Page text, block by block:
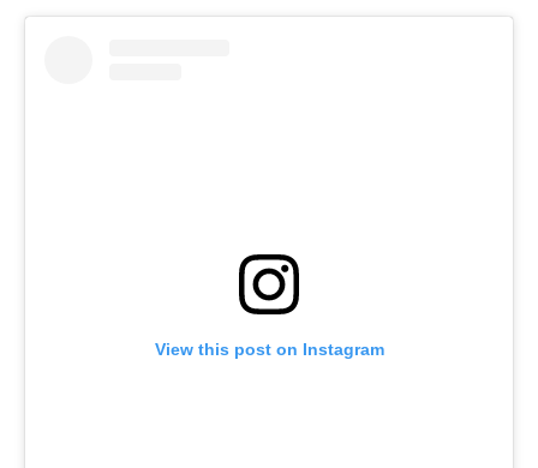
View this post on Instagram